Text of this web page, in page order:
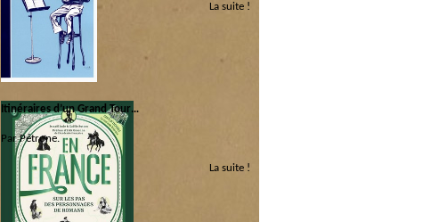
Catégorie :
Libri
La suite !
Itinéraires d’un Grand Tour…
Par Pétrone.
Catégorie :
Libri
Pédago
La suite !